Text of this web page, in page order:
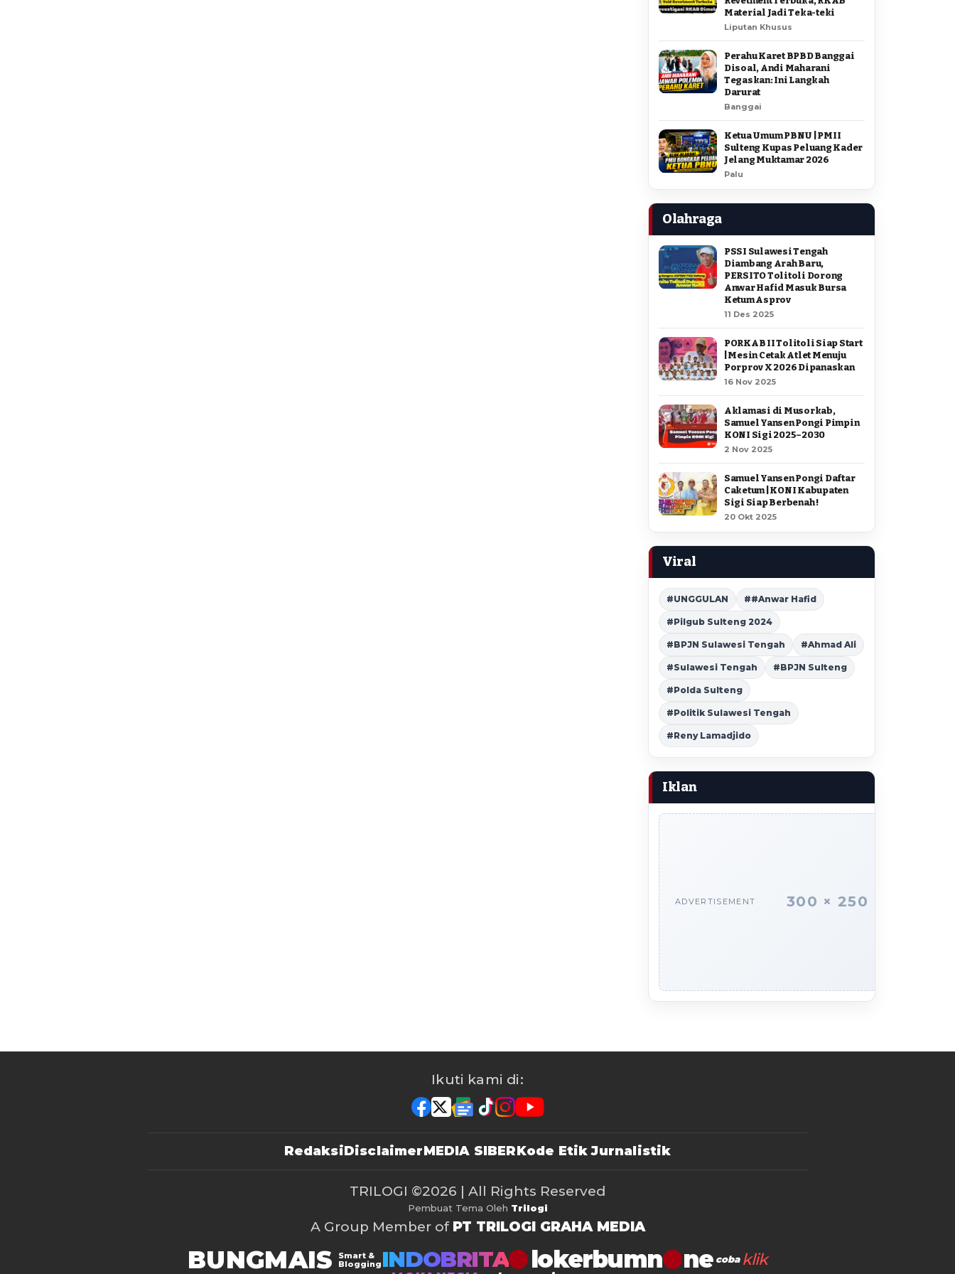
Material Jadi Teka-teki
Liputan Khusus
Perahu Karet BPBD Banggai
Disoal, Andi Maharani
Tegaskan: Ini Langkah
Darurat
Banggai
Ketua Umum PBNU | PMII
Sulteng Kupas Peluang Kader
Jelang Muktamar 2026
Palu
Olahraga
PSSI Sulawesi Tengah
Diambang Arah Baru,
PERSITO Tolitoli Dorong
Anwar Hafid Masuk Bursa
Ketum Asprov
11 Des 2025
PORKAB II Tolitoli Siap Start
| Mesin Cetak Atlet Menuju
Porprov X 2026 Dipanaskan
16 Nov 2025
Aklamasi di Musorkab,
Samuel Yansen Pongi Pimpin
KONI Sigi 2025–2030
2 Nov 2025
Samuel Yansen Pongi Daftar
Caketum | KONI Kabupaten
Sigi Siap Berbenah !
20 Okt 2025
Viral
#UNGGULAN ##Anwar Hafid
#Pilgub Sulteng 2024
#BPJN Sulawesi Tengah #Ahmad Ali
#Sulawesi Tengah #BPJN Sulteng
#Polda Sulteng
#Politik Sulawesi Tengah
#Reny Lamadjido
Iklan
ADVERTISEMENT 300 × 250
Ikuti kami di:
RedaksiDisclaimerMEDIA SIBERKode Etik Jurnalistik
TRILOGI ©2026 | All Rights Reserved
Pembuat Tema Oleh Trilogi
A Group Member of PT TRILOGI GRAHA MEDIA
BUNGMAIS
Smart &
Blogging INDOBRITA lokerbumn coba klik